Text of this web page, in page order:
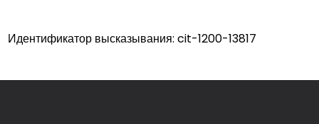
Идентификатор высказывания: cit-1200-13817